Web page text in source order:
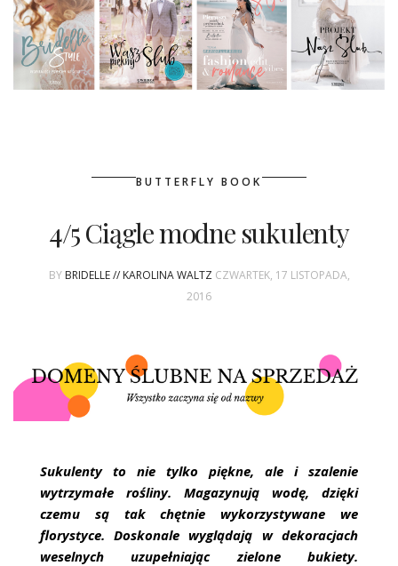
BUTTERFLY BOOK
4/5 Ciągle modne sukulenty
BY BRIDELLE // KAROLINA WALTZ CZWARTEK, 17 LISTOPADA,
2016
Sukulenty to nie tylko piękne, ale i szalenie
wytrzymałe rośliny. Magazynują wodę, dzięki
czemu są tak chętnie wykorzystywane we
florystyce. Doskonale wyglądają w dekoracjach
weselnych uzupełniając zielone bukiety.